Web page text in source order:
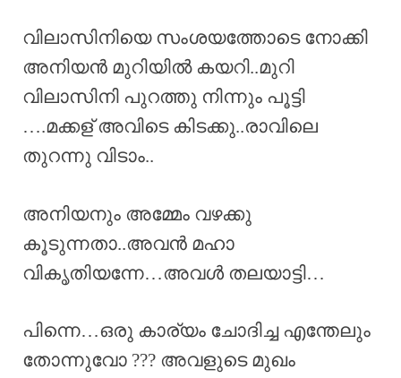
വിലാസിനിയെ സംശയത്തോടെ നോക്കി
അനിയൻ മുറിയിൽ കയറി..മുറി
വിലാസിനി പുറത്തു നിന്നും പൂട്ടി
….മക്കള് അവിടെ കിടക്കു..രാവിലെ
തുറന്നു വിടാം..
അനിയനും അമ്മേം വഴക്കു
കൂടുന്നതാ..അവൻ മഹാ
വികൃതിയന്നേ…അവൾ തലയാട്ടി…
പിന്നെ…ഒരു കാര്യം ചോദിച്ച എന്തേലും
തോന്നുവോ ??? അവളുടെ മുഖം